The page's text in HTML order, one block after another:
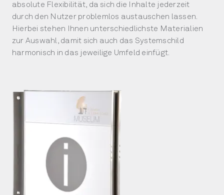
absolute Flexibilität, da sich die Inhalte jederzeit
durch den Nutzer problemlos austauschen lassen.
Hierbei stehen Ihnen unterschiedlichste Materialien
zur Auswahl, damit sich auch das Systemschild
harmonisch in das jeweilige Umfeld einfügt.